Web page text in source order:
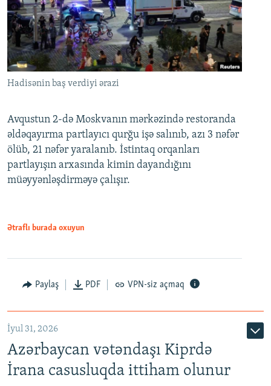
Hadisənin baş verdiyi ərazi
Avqustun 2-də Moskvanın mərkəzində restoranda
əldəqayırma partlayıcı qurğu işə salınıb, azı 3 nəfər
ölüb, 21 nəfər yaralanıb. İstintaq orqanları
partlayışın arxasında kimin dayandığını
müəyyənləşdirməyə çalışır.
Ətraflı burada oxuyun
Paylaş PDF VPN-siz açmaq
İyul 31, 2026
Azərbaycan vətəndaşı Kiprdə
İrana casusluqda ittiham olunur